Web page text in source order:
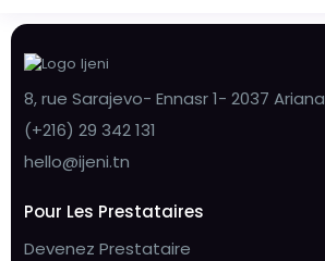
8, rue Sarajevo- Ennasr 1- 2037 Ariana
(+216) 29 342 131
hello@ijeni.tn
Pour Les Prestataires
Devenez Prestataire